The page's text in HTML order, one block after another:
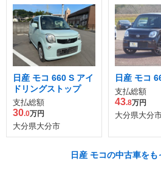
日産 モコ 660 S アイ
ドリングストップ
支払総額
30.0万円
大分県大分市
日産 モコ
支払総額
43.8万円
大分県大分
日産 モコの中古車をも